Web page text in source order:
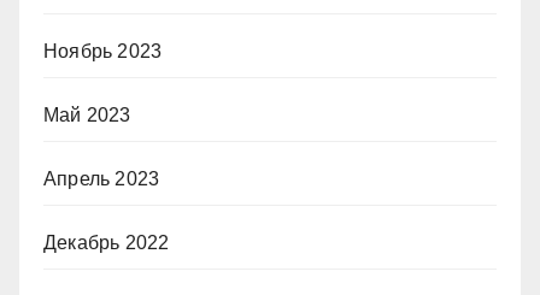
Ноябрь 2023
Май 2023
Апрель 2023
Декабрь 2022